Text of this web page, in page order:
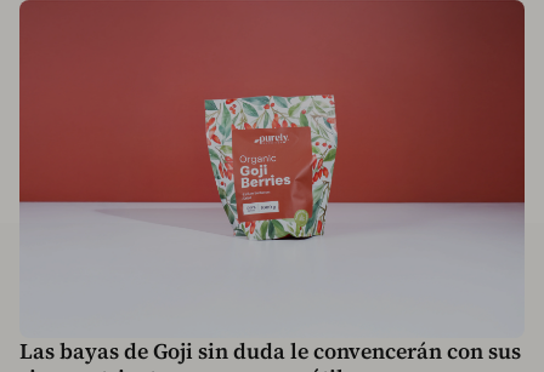
Las bayas de Goji sin duda le convencerán con sus